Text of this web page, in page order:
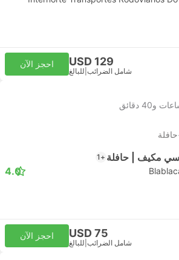
USD 129
شامل الضرائب للبالغ
احجز الآن
مكيف | حافلة +1
4.0
USD 75
شامل الضرائب للبالغ
احجز الآن